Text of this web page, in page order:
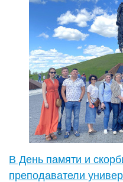
В День памяти и
преподаватели